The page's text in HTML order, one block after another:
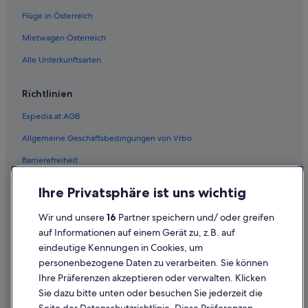
Admont Hotels
Hütten in Admont
Pensionen in Admont
Villen in Admont
Wohnungen in Altlassing
B&B in Ardning
Chalets in Ardning
Hütten in Ardning
Pensionen in Ardning
Cottages in Bahnhof Ardning
Hotels nahe Bahnhof Ardning
Flüge in Österreich
Mietwagen Österreich
Alle Unterkunftsarten
Richtlinien
Expedia.at AGB
Allgemeine Geschäftsbedingungen von Vrbo
Barrierefreiheit
Cookie-Erklärung
Rechtliche Hinweise/Kontakt
Inhaltsrichtlinien und Melden von Inhalten
Hilfe
Ihre Privatsphäre ist uns wichtig
Wir und unsere16 Partner speichern und/ oder greifen
auf Informationen auf einem Gerät zu, z.B. auf
eindeutige Kennungen in Cookies, um
personenbezogene Daten zu verarbeiten. Sie können
Ihre Präferenzen akzeptieren oder verwalten. Klicken
Sie dazu bitte unten oder besuchen Sie jederzeit die